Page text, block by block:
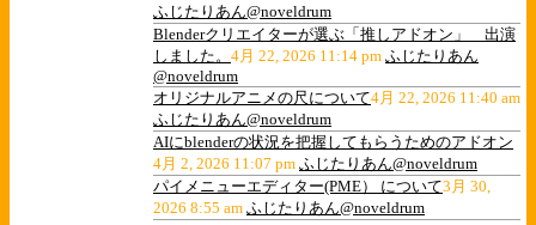
ふじたりあん@noveldrum
Blenderクリエイターが選ぶ「推しアドオン」 出演
しました。 4月 22, 2026 11:14 pm ふじたりあん
@noveldrum
オリジナルアニメの尺について4月 22, 2026 11:40 am
ふじたりあん@noveldrum
AIにblenderの状況を把握してもらうためのアドオン
4月 2, 2026 11:07 pm ふじたりあん@noveldrum
パイメニューエディター(PME） について3月 30,
2026 8:55 am ふじたりあん@noveldrum